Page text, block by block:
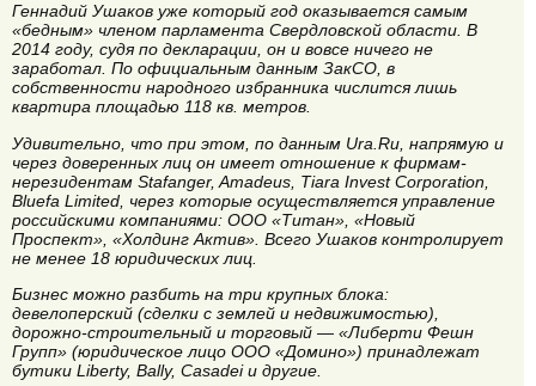
Геннадий Ушаков уже который год оказывается самым
«бедным» членом парламента Свердловской области. В
2014 году, судя по декларации, он и вовсе ничего не
заработал. По официальным данным ЗакСО, в
собственности народного избранника числится лишь
квартира площадью 118 кв. метров.
Удивительно, что при этом, по данным Ura.Ru, напрямую и
через доверенных лиц он имеет отношение к фирмам-
нерезидентам Stafanger, Amadeus, Tiara Invest Corporation,
Bluefa Limited, через которые осуществляется управление
российскими компаниями: ООО «Титан», «Новый
Проспект», «Холдинг Актив». Всего Ушаков контролирует
не менее 18 юридических лиц.
Бизнес можно разбить на три крупных блока:
девелоперский (сделки с землей и недвижимостью),
дорожно-строительный и торговый — «Либерти Фешн
Групп» (юридическое лицо ООО «Домино») принадлежат
бутики Liberty, Bally, Casadei и другие.